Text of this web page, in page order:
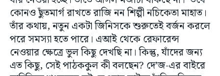
কোনও ছুঁতমার্গ রাখতে রাজি নন শিল্পী নচিকেতা মাহাত।
তাঁর কথায়, নতুন একটা জিনিসকে শুরুতেই বর্জন করলে
পরে সমস্যা হতে পারে। এআই থেকে রেফারেন্স
নেওয়ার ক্ষেত্রে ভুল কিছু দেখছি না। কিন্তু, যাঁদের জন্য
এত কিছু, সেই পাঠককুল কী বলছেন? দে’জ-এর বাইরে